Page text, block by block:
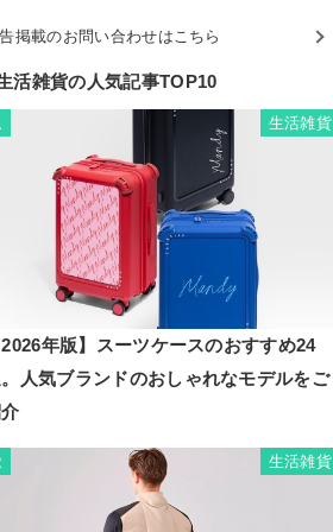
掲載のお問い合わせはこちら
活雑貨の人気記事TOP10
生活雑貨
年版】スーツケースのおすすめ24
人気ブランドのおしゃれなモデルをご
生活雑貨